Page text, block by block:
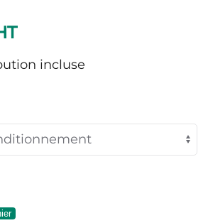
incluse